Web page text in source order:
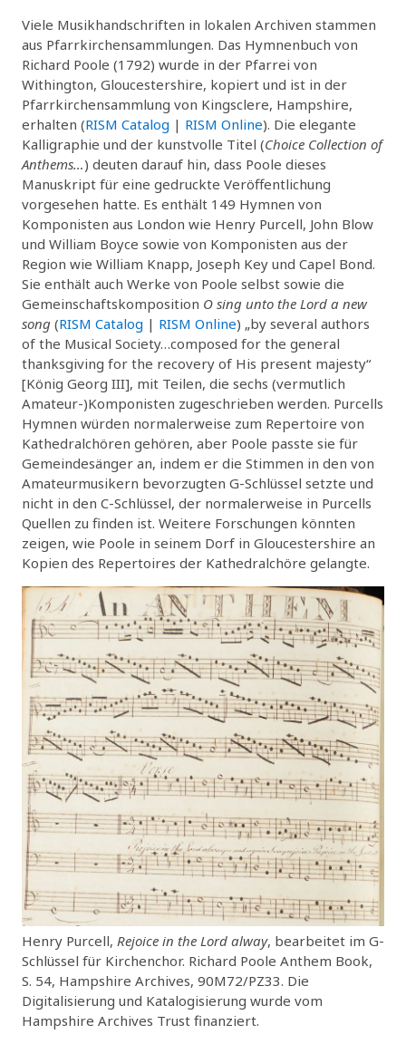
Viele Musikhandschriften in lokalen Archiven stammen
aus Pfarrkirchensammlungen. Das Hymnenbuch von
Richard Poole (1792) wurde in der Pfarrei von
Withington, Gloucestershire, kopiert und ist in der
Pfarrkirchensammlung von Kingsclere, Hampshire,
erhalten (RISM Catalog | RISM Online). Die elegante
Kalligraphie und der kunstvolle Titel (Choice Collection of
Anthems…) deuten darauf hin, dass Poole dieses
Manuskript für eine gedruckte Veröffentlichung
vorgesehen hatte. Es enthält 149 Hymnen von
Komponisten aus London wie Henry Purcell, John Blow
und William Boyce sowie von Komponisten aus der
Region wie William Knapp, Joseph Key und Capel Bond.
Sie enthält auch Werke von Poole selbst sowie die
Gemeinschaftskomposition O sing unto the Lord a new
song (RISM Catalog | RISM Online) „by several authors
of the Musical Society…composed for the general
thanksgiving for the recovery of His present majesty“
[König Georg III], mit Teilen, die sechs (vermutlich
Amateur-)Komponisten zugeschrieben werden. Purcells
Hymnen würden normalerweise zum Repertoire von
Kathedralchören gehören, aber Poole passte sie für
Gemeindesänger an, indem er die Stimmen in den von
Amateurmusikern bevorzugten G-Schlüssel setzte und
nicht in den C-Schlüssel, der normalerweise in Purcells
Quellen zu finden ist. Weitere Forschungen könnten
zeigen, wie Poole in seinem Dorf in Gloucestershire an
Kopien des Repertoires der Kathedralchöre gelangte.
Henry Purcell, Rejoice in the Lord alway, bearbeitet im G-
Schlüssel für Kirchenchor. Richard Poole Anthem Book,
S. 54, Hampshire Archives, 90M72/PZ33. Die
Digitalisierung und Katalogisierung wurde vom
Hampshire Archives Trust finanziert.